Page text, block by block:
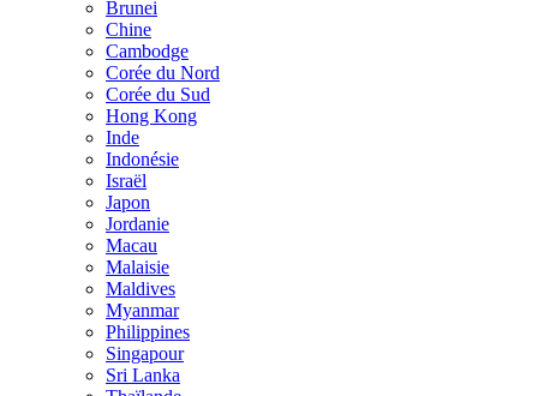
Brunei
Chine
Cambodge
Corée du Nord
Corée du Sud
Hong Kong
Inde
Indonésie
Israël
Japon
Jordanie
Macau
Malaisie
Maldives
Myanmar
Philippines
Singapour
Sri Lanka